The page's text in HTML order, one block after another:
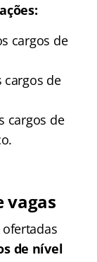
cargos de
cargos de
cargos de
vagas
de nível